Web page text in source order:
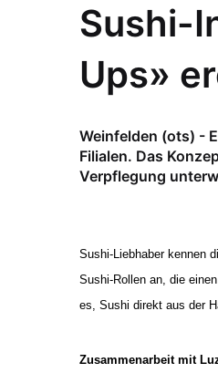
Sushi-
Ups»
Weinfelden (ots) -
Filialen. Das
Verpflegung
Sushi-Liebhaber kennen
Sushi-Rollen an, die
es, Sushi direkt aus der
Zusammenarbeit mit